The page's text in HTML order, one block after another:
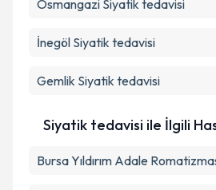
Osmangazi Siyatik tedavisi
İnegöl Siyatik tedavisi
Gemlik Siyatik tedavisi
Siyatik tedavisi ile İlgili
Bursa Yıldırım Adale